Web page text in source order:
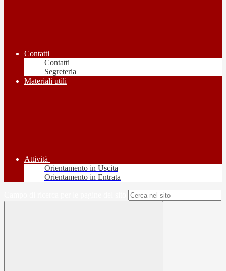
Contatti
Contatti
Segreteria
Materiali utili
Attività
Orientamento in Uscita
Orientamento in Entrata